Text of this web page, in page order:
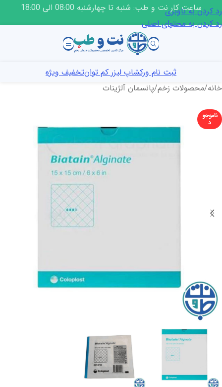
رد کردن به ناوبری
رد کردن به محتوای اصلی
ساعت کار نت و طب: شنبه تا چهارشنبه 08:00 الی 18:00
ثبت نام ورکشاپ لیزر کم توانتخفیف ویژه
خانه/محصولات زخم/پانسمان آلژینات
ناموجو
د